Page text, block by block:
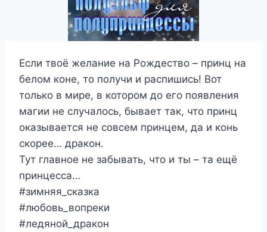
Если твоё желание на Рождество – принц на
белом коне, то получи и распишись! Вот
только в мире, в котором до его появления
магии не случалось, бывает так, что принц
оказывается не совсем принцем, да и конь
скорее… дракон.
Тут главное не забывать, что и ты – та ещё
принцесса…
#зимняя_сказка
#любовь_вопреки
#ледяной_дракон